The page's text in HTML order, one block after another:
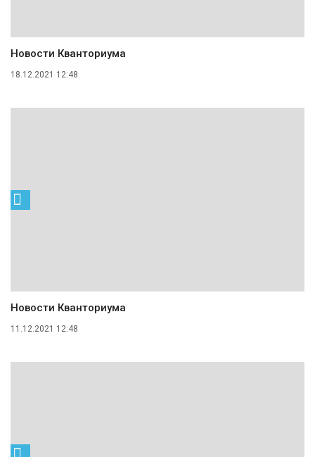
Новости Кванториума
18.12.2021 12:48
Новости Кванториума
11.12.2021 12:48